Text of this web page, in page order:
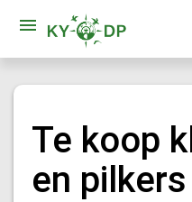
Te koop
en pilkers